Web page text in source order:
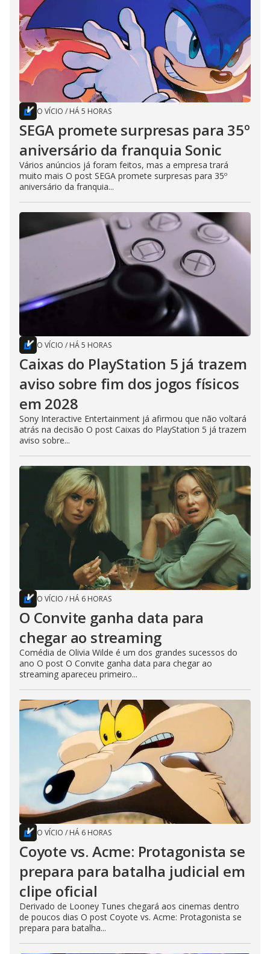
O VÍCIO / HÁ 5 HORAS
SEGA promete surpresas para 35º
aniversário da franquia Sonic
Vários anúncios já foram feitos, mas a empresa trará
muito mais O post SEGA promete surpresas para 35º
aniversário da franquia...
O VÍCIO / HÁ 5 HORAS
Caixas do PlayStation 5 já trazem
aviso sobre fim dos jogos físicos
em 2028
Sony Interactive Entertainment já afirmou que não voltará
atrás na decisão O post Caixas do PlayStation 5 já trazem
aviso sobre...
O VÍCIO / HÁ 6 HORAS
O Convite ganha data para
chegar ao streaming
Comédia de Olivia Wilde é um dos grandes sucessos do
ano O post O Convite ganha data para chegar ao
streaming apareceu primeiro...
O VÍCIO / HÁ 6 HORAS
Coyote vs. Acme: Protagonista se
prepara para batalha judicial em
clipe oficial
Derivado de Looney Tunes chegará aos cinemas dentro
de poucos dias O post Coyote vs. Acme: Protagonista se
prepara para batalha...